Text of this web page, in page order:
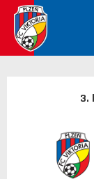
30. 12. 1899
3.